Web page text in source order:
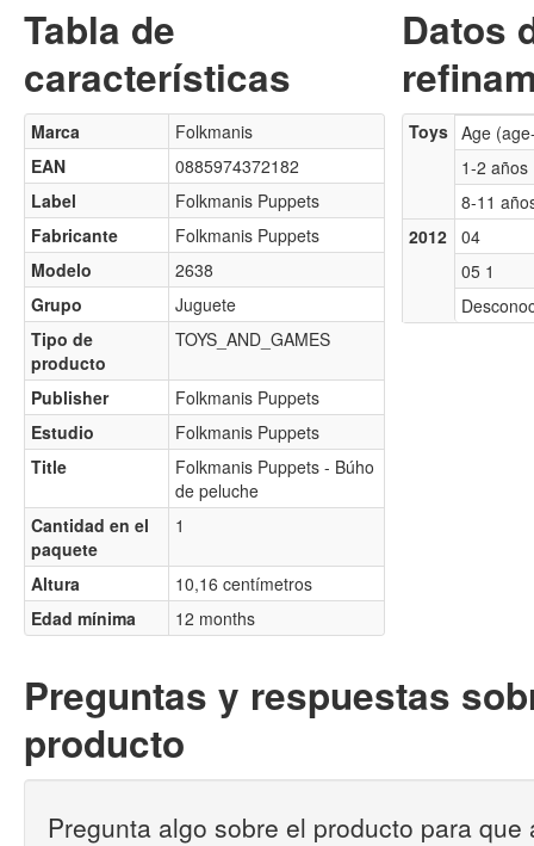
Tabla de
características
Marca
Folkmanis
EAN
0885974372182
Label
Folkmanis Puppets
Fabricante
Folkmanis Puppets
Modelo
2638
Grupo
Juguete
Tipo de
producto
TOYS_AND_GAMES
Publisher
Folkmanis Puppets
Estudio
Folkmanis Puppets
Title
Folkmanis Puppets - Búho
de peluche
Cantidad en el
paquete
1
Altura
10,16 centímetros
Edad mínima
12 months
Datos
Toys Age
1-2 años
8-11
2012
04
05 1
Preguntas y respuestas
producto
Pregunta algo sobre el producto para que